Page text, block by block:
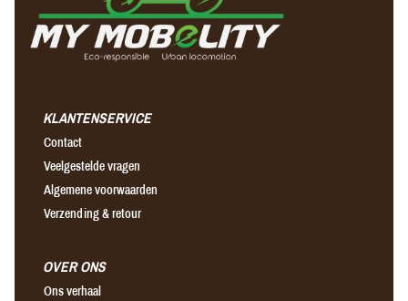
KLANTENSERVICE
Contact
Veelgestelde vragen
Algemene voorwaarden
Verzending & retour
OVER ONS
Ons verhaal